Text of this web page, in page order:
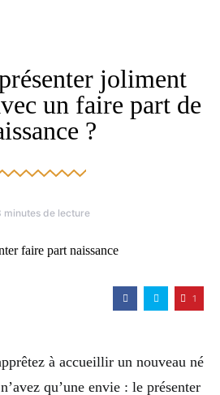
joliment
un faire part de
?
minutes de lecture
1
à accueillir un nouveau né
qu’une envie : le présenter